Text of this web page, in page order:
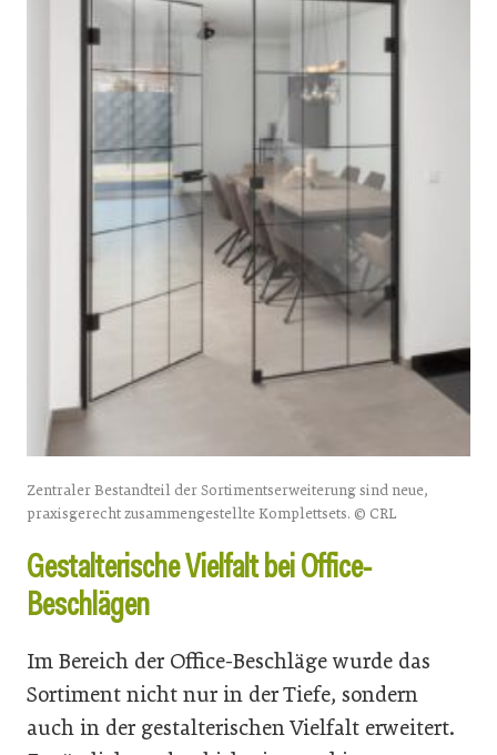
Zentraler Bestandteil der Sortimentserweiterung sind neue,
praxisgerecht zusammengestellte Komplettsets. © CRL
Gestalterische Vielfalt bei Office-
Beschlägen
Im Bereich der Office-Beschläge wurde das
Sortiment nicht nur in der Tiefe, sondern
auch in der gestalterischen Vielfalt erweitert.